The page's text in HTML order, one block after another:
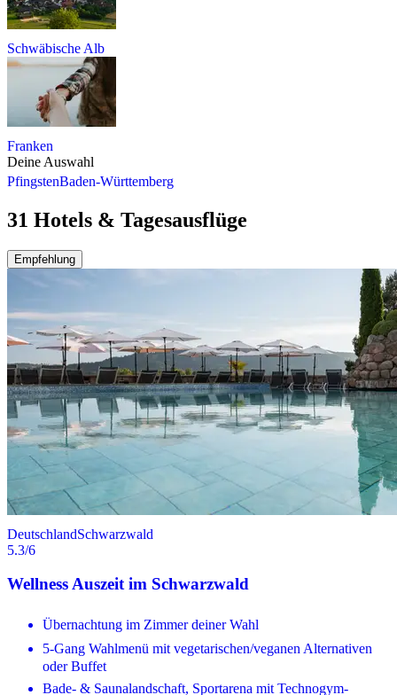
Schwäbische Alb
Franken
Deine Auswahl
PfingstenBaden-Württemberg
31 Hotels & Tagesausflüge
Empfehlung
DeutschlandSchwarzwald
5.3/6
Wellness Auszeit im Schwarzwald
Übernachtung im Zimmer deiner Wahl
5-Gang Wahlmenü mit vegetarischen/veganen Alternativen
oder Buffet
Bade- & Saunalandschaft, Sportarena mit Technogym-